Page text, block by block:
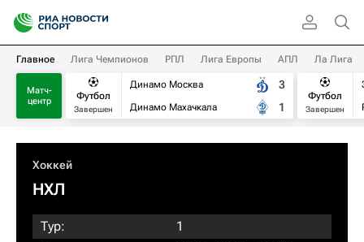
Главное Лига Чемпионов РПЛ Лига Европы АПЛ Ла Лига
Матч-
центр
Футбол
Завершен
Динамо Москва
Динамо Махачкала
3
1
Футбол
Завершен
Хоккей
НХЛ
Тур:
1